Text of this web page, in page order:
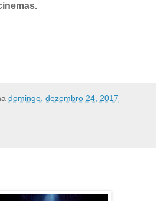
domingo, dezembro 24, 2017